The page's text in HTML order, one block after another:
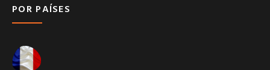
POR PAÍSES